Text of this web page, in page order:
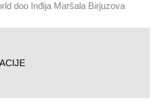
doo Inđija Maršala Birjuzova